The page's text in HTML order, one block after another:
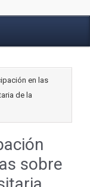
en las
de la
sobre